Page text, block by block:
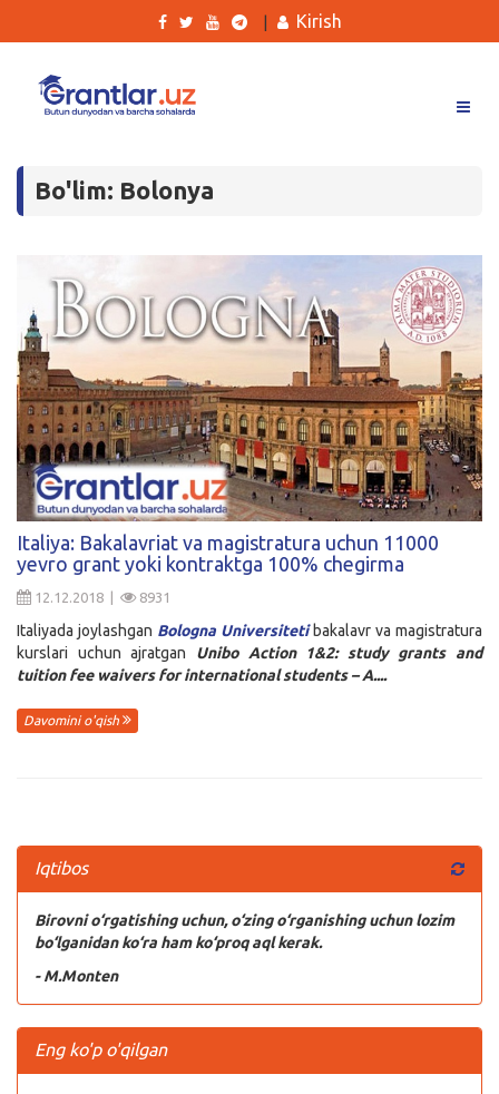
Tanlovlar
Kurslar
Blog
Yana
Qidirish
Kirish
Kirish
Bo'lim: Bolonya
Italiya: Bakalavriat va magistratura uchun 11000
yevro grant yoki kontraktga 100% chegirma
12.12.2018 | 8931
Italiyada joylashgan Bologna Universitetibakalavr va magistratura
kurslari uchun ajratgan Unibo Action 1&2: study grants and
tuition fee waivers for international students – A....
Davomini o'qish
Iqtibos
Birovni o‘rgatishing uchun, o‘zing o‘rganishing uchun lozim
bo‘lganidan ko‘ra ham ko‘proq aql kerak.
- M.Monten
Eng ko'p o'qilgan